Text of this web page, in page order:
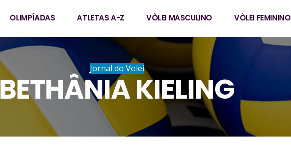
OLIMPÍADAS ATLETAS A-Z VÔLEI MASCULINO VÔLEI FEMININO
Jornal do Volei
BETHÂNIA KIELING